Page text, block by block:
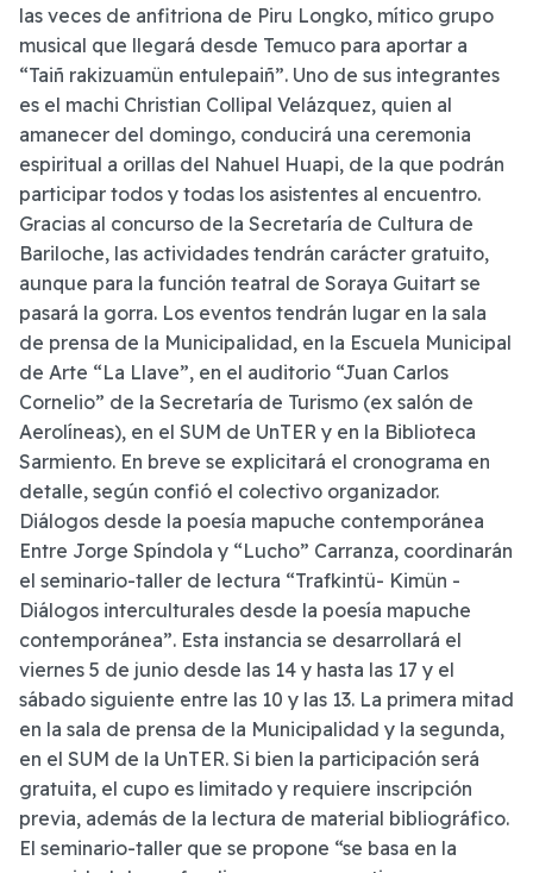
las veces de anfitriona de Piru Longko, mítico grupo
musical que llegará desde Temuco para aportar a
“Taiñ rakizuamün entulepaiñ”. Uno de sus integrantes
es el machi Christian Collipal Velázquez, quien al
amanecer del domingo, conducirá una ceremonia
espiritual a orillas del Nahuel Huapi, de la que podrán
participar todos y todas los asistentes al encuentro.
Gracias al concurso de la Secretaría de Cultura de
Bariloche, las actividades tendrán carácter gratuito,
aunque para la función teatral de Soraya Guitart se
pasará la gorra. Los eventos tendrán lugar en la sala
de prensa de la Municipalidad, en la Escuela Municipal
de Arte “La Llave”, en el auditorio “Juan Carlos
Cornelio” de la Secretaría de Turismo (ex salón de
Aerolíneas), en el SUM de UnTER y en la Biblioteca
Sarmiento. En breve se explicitará el cronograma en
detalle, según confió el colectivo organizador.
Diálogos desde la poesía mapuche contemporánea
Entre Jorge Spíndola y “Lucho” Carranza, coordinarán
el seminario-taller de lectura “Trafkintü- Kimün -
Diálogos interculturales desde la poesía mapuche
contemporánea”. Esta instancia se desarrollará el
viernes 5 de junio desde las 14 y hasta las 17 y el
sábado siguiente entre las 10 y las 13. La primera mitad
en la sala de prensa de la Municipalidad y la segunda,
en el SUM de la UnTER. Si bien la participación será
gratuita, el cupo es limitado y requiere inscripción
previa, además de la lectura de material bibliográfico.
El seminario-taller que se propone “se basa en la